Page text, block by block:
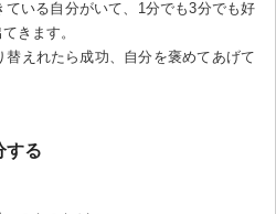
いる自分がいて、1分でも3分でも好
きます。
えれたら成功、自分を褒めてあげて
する